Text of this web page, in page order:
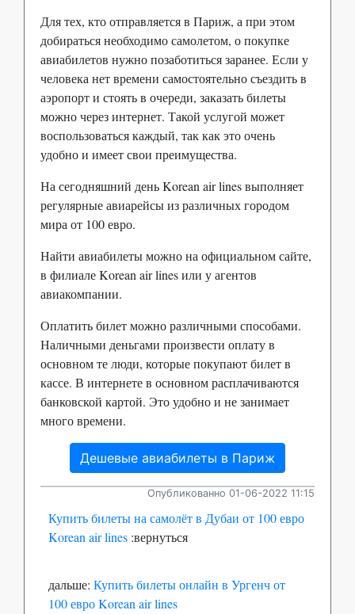
Для тех, кто отправляется в Париж, а при этом
добираться необходимо самолетом, о покупке
авиабилетов нужно позаботиться заранее. Если у
человека нет времени самостоятельно съездить в
аэропорт и стоять в очереди, заказать билеты
можно через интернет. Такой услугой может
воспользоваться каждый, так как это очень
удобно и имеет свои преимущества.
На сегодняшний день Korean air lines выполняет
регулярные авиарейсы из различных городом
мира от 100 евро.
Найти авиабилеты можно на официальном сайте,
в филиале Korean air lines или у агентов
авиакомпании.
Оплатить билет можно различными способами.
Наличными деньгами произвести оплату в
основном те люди, которые покупают билет в
кассе. В интернете в основном расплачиваются
банковской картой. Это удобно и не занимает
много времени.
Дешевые авиабилеты в Париж
Опубликованно 01-06-2022 11:15
Купить билеты на самолёт в Дубаи от 100 евро
Korean air lines :вернуться
дальше: Купить билеты онлайн в Ургенч от
100 евро Korean air lines